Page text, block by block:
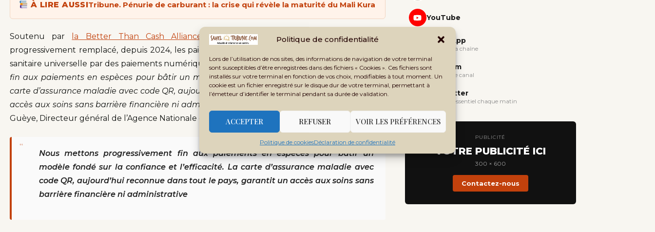
Politique de confidentialité
Lors de l’utilisation de nos sites, des informations de navigation de votre terminal
sont susceptibles d’être enregistrées dans des fichiers « Cookies ». Ces fichiers sont
installés sur votre terminal en fonction de vos choix, modifiables à tout moment. Un
cookie est un fichier enregistré sur le disque dur de votre terminal, permettant à
l’émetteur d’identifier le terminal pendant sa durée de validation.
ACCEPTER REFUSER VOIR LES PRÉFÉRENCES
Politique de cookiesDéclaration de confidentialité
À LIRE AUSSITribune. Pénurie de carburant : la crise qui révèle la maturité du Mali Kura
Soutenu par la Better Than Cash Alliance
(hébergée par le PNUD), le Sénégal a
progressivement remplacé, depuis 2024, les paiements en espèces utilisés pour la couverture
sanitaire universelle par des paiements numériques plus sûrs. « Nous mettons progressivement
fin aux paiements en espèces pour bâtir un modèle fondé sur la confiance et l’efficacité. La
carte d’assurance maladie avec code QR, aujourd’hui reconnue dans tout le pays, garantit un
accès aux soins sans barrière financière ni administrative
Guèye, Directeur général de l’Agence Nationale de la Couverture Sanitaire Universelle.
“
Nous mettons progressivement fin aux paiements en espèces pour bâtir un
modèle fondé sur la confiance et l’efficacité. La carte d’assurance maladie avec
code QR, aujourd’hui reconnue dans tout le pays, garantit un accès aux soins sans
barrière financière ni administrative
YouTube
WhatsApp
Rejoindre la chaîne
Telegram
Rejoindre le canal
Newsletter
Recevoir l'essentiel chaque matin
PUBLICITÉ
VOTRE PUBLICITÉ ICI
300 × 600
Contactez-nous